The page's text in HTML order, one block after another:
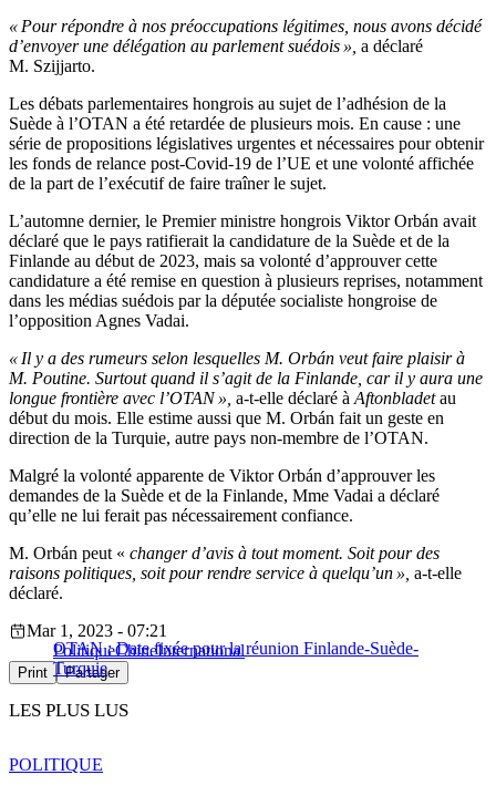
« Pour répondre à nos préoccupations légitimes, nous avons décidé
d’envoyer une délégation au parlement suédois », a déclaré
M. Szijjarto.
Les débats parlementaires hongrois au sujet de l’adhésion de la
Suède à l’OTAN a été retardée de plusieurs mois. En cause : une
série de propositions législatives urgentes et nécessaires pour obtenir
les fonds de relance post-Covid-19 de l’UE et une volonté affichée
de la part de l’exécutif de faire traîner le sujet.
L’automne dernier, le Premier ministre hongrois Viktor Orbán avait
déclaré que le pays ratifierait la candidature de la Suède et de la
Finlande au début de 2023, mais sa volonté d’approuver cette
candidature a été remise en question à plusieurs reprises, notamment
dans les médias suédois par la députée socialiste hongroise de
l’opposition Agnes Vadai.
« Il y a des rumeurs selon lesquelles M. Orbán veut faire plaisir à
M. Poutine. Surtout quand il s’agit de la Finlande, car il y aura une
longue frontière avec l’OTAN », a-t-elle déclaré à Aftonbladetau
début du mois. Elle estime aussi que M. Orbán fait un geste en
direction de la Turquie, autre pays non-membre de l’OTAN.
Malgré la volonté apparente de Viktor Orbán d’approuver les
demandes de la Suède et de la Finlande, Mme Vadai a déclaré
qu’elle ne lui ferait pas nécessairement confiance.
M. Orbán peut « changer d’avis à tout moment. Soit pour des
raisons politiques, soit pour rendre service à quelqu’un », a-t-elle
déclaré.
OTAN : Date fixée pour la réunion Finlande-Suède-
Turquie
Mar 1, 2023 - 07:21
PolitiqueChineInternational
Print Partager
LES PLUS LUS
POLITIQUE